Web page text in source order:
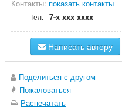
Контакты: показать контакты
Тел. 7-x xxx xxxx
Написать автору
Поделиться с другом
Пожаловаться
Распечатать